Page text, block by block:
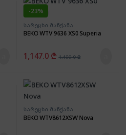
-23%
სარეცხი მანქანა
BEKO WTV 9636 XS0 Superia
1,147.0 ₾ 1,499.0₾
სარეცხი მანქანა
BEKO WTV8612XSW Nova